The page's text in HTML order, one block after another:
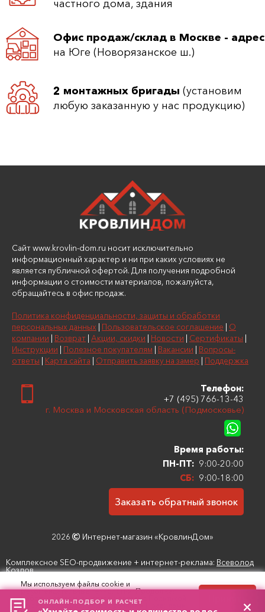
частного дома, здания
Офис продаж/склад в Москве - адрес
на Юге (Новорязанское ш.)
2 монтажных бригады (установим
любую заказанную у нас продукцию)
Сайт www.krovlin-dom.ru носит исключительно
информационный характер и ни при каких условиях не
является публичной офертой. Для получения подробной
информации о стоимости материалов, пожалуйста,
обращайтесь в офис продаж.
Политика конфиденциальности, защиты и обработки
персональных данных
Пользовательское соглашение
О
компании
Возврат Акции, скидки Новости Сертификаты
Инструкции
Полезное покупателям Вакансии
Вопросы-
ответы
Карта сайта Отправить заявку на замер Поддержка
Телефон:
+7 (495) 766-13-43
г. Москва и Московская область (Подмосковье)
Время работы:
ПН-ПТ: 9:00-20:00
СБ: 9:00-18:00
Заказать обратный звонок
2026 Интернет-магазин «КровлинДом»
Комплексное SEO-продвижение + интернет-реклама: Всеволод
Козлов
Политика конфиденциальности, защиты и обработки
персональных данных|Пользовательское соглашение
Мы используем файлы cookie и
рекомендательные технологии. Продолжая
работу с сайтом, вы соглашаетесь с
обработки персональных данных и
ОНЛАЙН-ПОДБОР И РАСЧЕТ